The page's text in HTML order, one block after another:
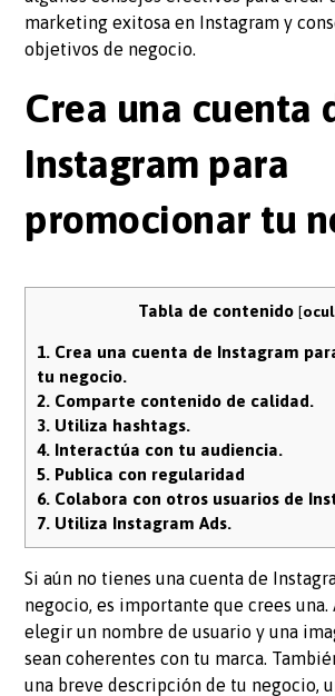
marketing exitosa en Instagram y
objetivos de negocio.
Crea una cuenta
Instagram para
promocionar tu
Tabla de contenido [
1. Crea una cuenta de Instagram
tu negocio.
2. Comparte contenido de calidad.
3. Utiliza hashtags.
4. Interactúa con tu audiencia.
5. Publica con regularidad
6. Colabora con otros usuarios de
7. Utiliza Instagram Ads.
Si aún no tienes una cuenta de
negocio, es importante que crees una.
elegir un nombre de usuario y una
sean coherentes con tu marca.
una breve descripción de tu negocio,